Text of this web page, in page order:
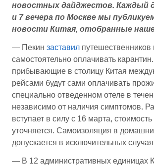
новостных дайджестов. Каждый
и 7 вечера по Москве мы
новости Китая, отобранные
— Пекин заставил путешественников
самостоятельно оплачивать
прибывающие в столицу Китая
рейсами будут сами оплачивать
специально отведенном отеле в
независимо от наличия симптомов.
вступает в силу с 16 марта,
уточняется. Самоизоляция в
допускается в исключительных
— В 12 административных единицах